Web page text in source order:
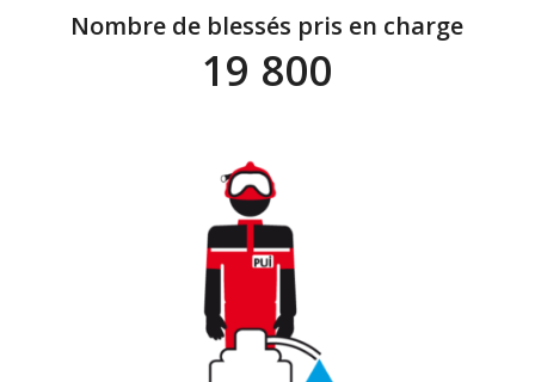
Nombre de blessés pris en charge
19 800